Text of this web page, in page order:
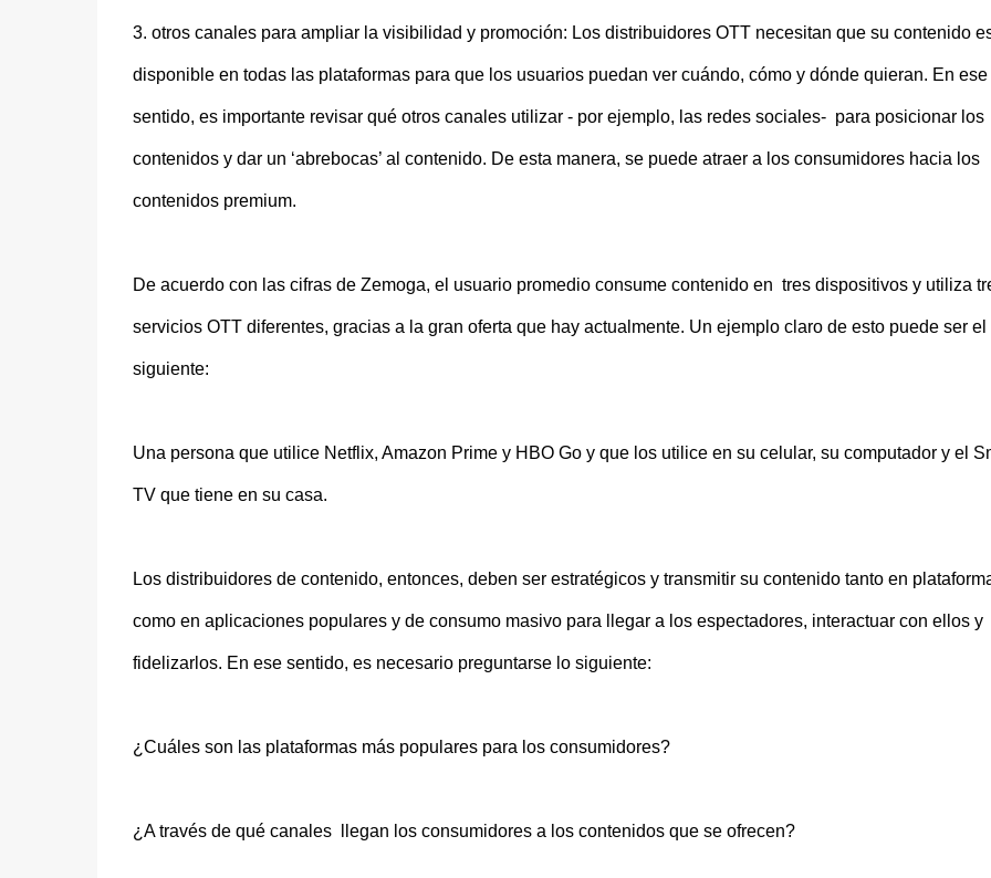
3. otros canales para ampliar la visibilidad y promoción: Los distribuidores OTT necesitan que su contenido
disponible en todas las plataformas para que los usuarios puedan ver cuándo, cómo y dónde quieran. En ese
sentido, es importante revisar qué otros canales utilizar - por ejemplo, las redes sociales- para posicionar los
contenidos y dar un ‘abrebocas’ al contenido. De esta manera, se puede atraer a los consumidores hacia los
contenidos premium.
De acuerdo con las cifras de Zemoga, el usuario promedio consume contenido en tres dispositivos y utiliza
servicios OTT diferentes, gracias a la gran oferta que hay actualmente. Un ejemplo claro de esto puede ser el
siguiente:
Una persona que utilice Netflix, Amazon Prime y HBO Go y que los utilice en su celular, su computador y el
TV que tiene en su casa.
Los distribuidores de contenido, entonces, deben ser estratégicos y transmitir su contenido tanto en
como en aplicaciones populares y de consumo masivo para llegar a los espectadores, interactuar con ellos y
fidelizarlos. En ese sentido, es necesario preguntarse lo siguiente:
¿Cuáles son las plataformas más populares para los consumidores?
¿A través de qué canales llegan los consumidores a los contenidos que se ofrecen?